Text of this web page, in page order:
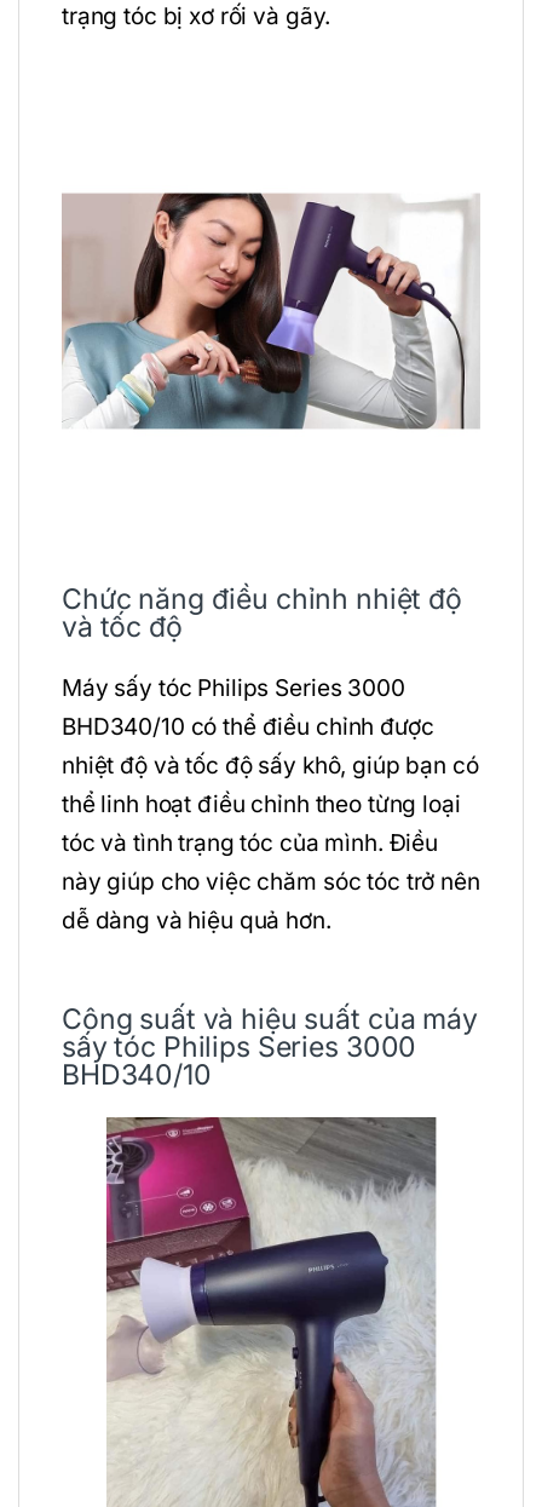
trạng tóc bị xơ rối và gãy.
Chức năng điều chỉnh nhiệt độ
và tốc độ
Máy sấy tóc Philips Series 3000
BHD340/10 có thể điều chỉnh được
nhiệt độ và tốc độ sấy khô, giúp bạn có
thể linh hoạt điều chỉnh theo từng loại
tóc và tình trạng tóc của mình. Điều
này giúp cho việc chăm sóc tóc trở nên
dễ dàng và hiệu quả hơn.
Công suất và hiệu suất của máy
sấy tóc Philips Series 3000
BHD340/10